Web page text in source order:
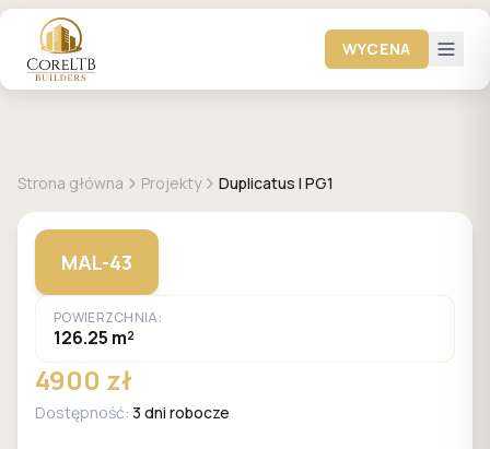
WYCENA
Strona główna Projekty Duplicatus I PG1
MAL-43
POWIERZCHNIA:
126.25 m²
4900 zł
Dostępność: 3 dni robocze